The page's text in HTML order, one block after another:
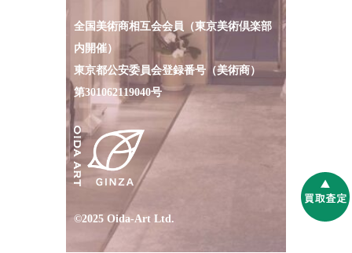
全国美術商相互会会員（東京美術倶楽部
内開催）
東京都公安委員会登録番号（美術商）
第301062119040号
©2025 Oida-Art Ltd.